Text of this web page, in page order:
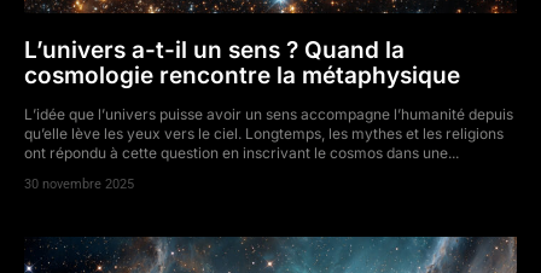
L’univers a-t-il un sens ? Quand la
cosmologie rencontre la métaphysique
L’idée que l’univers puisse avoir un sens accompagne l’humanité depuis
qu’elle lève les yeux vers le ciel. Longtemps, les mythes et les religions
ont répondu à cette question en inscrivant le cosmos dans une...
30 novembre 2025